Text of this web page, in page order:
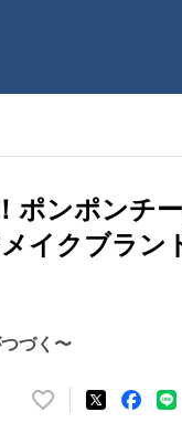
ポンポンチ
イクブラン
づく〜
い